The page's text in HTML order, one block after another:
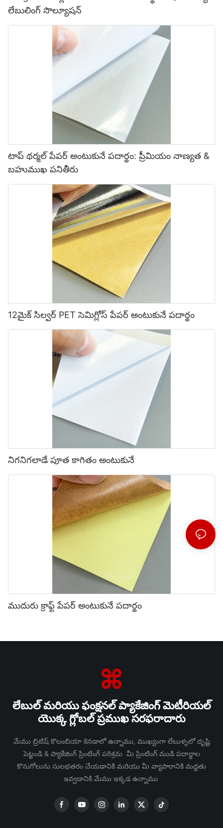
లేబులింగ్ సొల్యూషన్
టాప్ థర్మల్ పేపర్ అంటుకునే పదార్థం: ప్రీమియం నాణ్యత &
బహుముఖ పనితీరు
12మైక్ సిల్వర్ PET సెమిగ్లోస్ పేపర్ అంటుకునే పదార్థం
నిగనిగలాడే పూత కాగితం అంటుకునే
ముదురు క్రాఫ్ట్ పేపర్ అంటుకునే పదార్థం
లేబుల్ మరియు ఫంక్షనల్ ప్యాకేజింగ్ మెటీరియల్
యొక్క గ్లోబల్ ప్రముఖ సరఫరాదారు
మేము బ్రిటిష్ కొలంబియా కెనడాలో ఉన్నాము, ముఖ్యంగా లేబుళ్ళలో దృష్టి
పెట్టండి & ప్యాకేజింగ్ ప్రింటింగ్ పరిశ్రమ మీ ప్రింటింగ్ ముడి పదార్థాల
కొనుగోలును సులభతరం చేయడానికి మరియు మీ వ్యాపారానికి మద్దతు
ఇవ్వడానికి మేము ఇక్కడ ఉన్నాము